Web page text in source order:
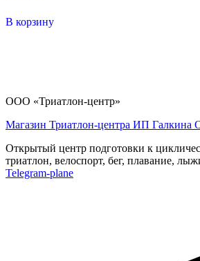
В корзину
ООО «Триатлон-центр»
Магазин Триатлон-центра ИП Галкина
Открытый центр подготовки к
триатлон, велоспорт, бег, плавание,
Telegram-plane